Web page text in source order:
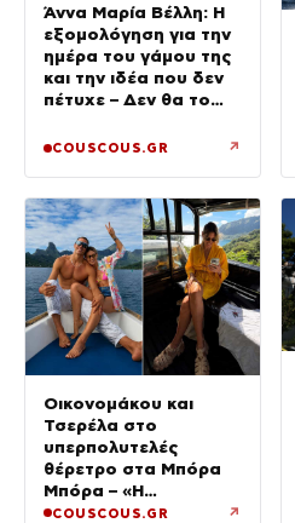
Άννα Μαρία Βέλλη: Η
εξομολόγηση για την
ημέρα του γάμου της
και την ιδέα που δεν
πέτυχε – Δεν θα το
COUSCOUS.GR ↗
Οικονομάκου και
Τσερέλα στο
υπερπολυτελές
θέρετρο στα Μπόρα
Μπόρα – «Η
μεγαλύτερη
COUSCOUS.GR ↗